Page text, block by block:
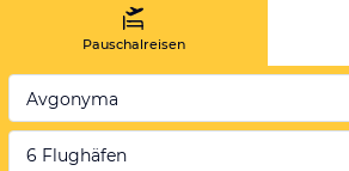
Pauschalreisen
Avgonyma
6 Flughäfen